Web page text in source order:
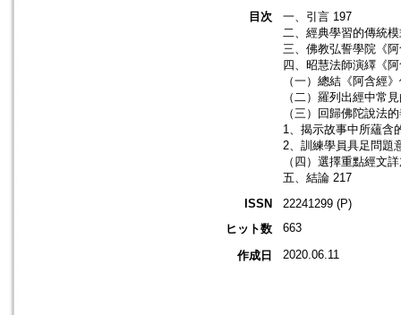
目次
一、引言 197
二、經典學習的傳統
三、佛教弘誓學院《
四、昭慧法師演繹《
（一）總結《阿含經
（二）羅列出經中常
（三）回歸佛陀說法
1、揭示故事中所蘊含
2、訓練學員具足問題
（四）選擇重點經文
五、結論 217
ISSN
22241299 (P)
ヒット数
663
作成日 2020.06.11